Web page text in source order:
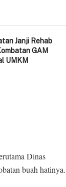
Janji Rehab
GAM
UMKM
Dinas
buah hatinya.